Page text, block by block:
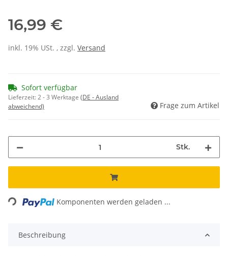
16,99 €
inkl. 19% USt. , zzgl. Versand
Sofort verfügbar
Lieferzeit:2 - 3 Werktage (DE - Ausland
abweichend)
Frage zum Artikel
Stk.
Loading... Komponenten werden geladen ...
Beschreibung